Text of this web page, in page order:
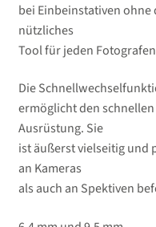
bei Einbeinstativen ohne
nützliches
Tool für jeden
Die
ermöglicht den
Ausrüstung. Sie
ist äußerst vielseitig und
an Kameras
als auch an Spektiven